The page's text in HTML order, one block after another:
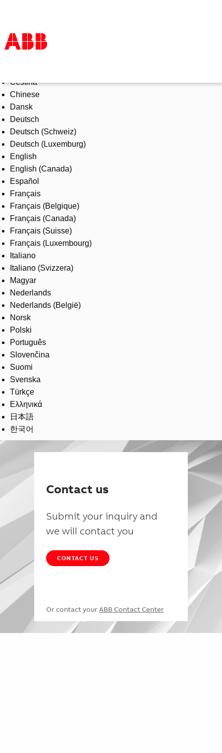
Products & Solutions
Industries
Services
About us
Where to buy
Contact us
Careers
Čeština
Chinese
Dansk
Deutsch
Deutsch (Schweiz)
Deutsch (Luxemburg)
English
English (Canada)
Español
Français
Français (Belgique)
Français (Canada)
Français (Suisse)
Français (Luxembourg)
Italiano
Italiano (Svizzera)
Magyar
Nederlands
Nederlands (België)
Norsk
Polski
Português
Slovenčina
Suomi
Svenska
Türkçe
Ελληνικά
日本語
한국어
Contact us
Submit your inquiry and
we will contact you
CONTACT US
Or contact your ABB Contact Center